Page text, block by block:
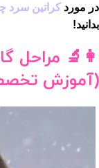
در مورد کراتین سرد
بدانید!
👩‍🔬 مراحل
(آموزش